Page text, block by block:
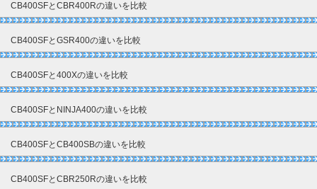
CB400SFとCBR400Rの違いを比較
CB400SFとGSR400の違いを比較
CB400SFと400Xの違いを比較
CB400SFとNINJA400の違いを比較
CB400SFとCB400SBの違いを比較
CB400SFとCBR250Rの違いを比較